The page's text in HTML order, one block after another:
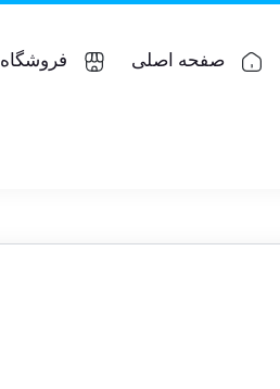
صفحه اصلی فروشگاه